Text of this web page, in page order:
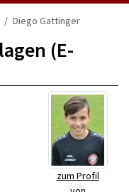
Diego Gattinger
(E-
zum Profil